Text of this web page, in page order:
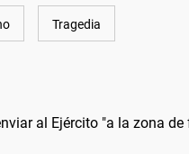
Tragedia
al Ejército "a la zona